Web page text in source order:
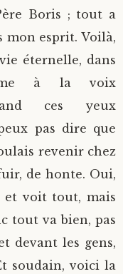
Boris ; tout a
mon esprit. Voilà,
éternelle, dans
à la voix
ces yeux
pas dire que
revenir chez
de honte. Oui,
et voit tout, mais
tout va bien, pas
devant les gens,
soudain, voici la